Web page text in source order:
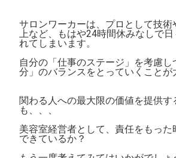
サロンワーカーは、プロとして技術
上など、もはや24時間休みなしで
れてしまいます。
自分の「仕事のステージ」を考慮
分」のバランスをとっていくことが
関わる人への最大限の価値を提供す
も、、、
美容室経営者として、責任をもった
できているか？